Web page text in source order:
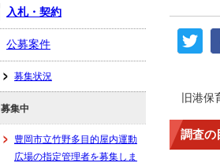
旧港
調査の
入札・契約
公募案件
募集状況
募集中
豊岡市立竹野多目的屋内運動
広場の指定管理者を募集しま